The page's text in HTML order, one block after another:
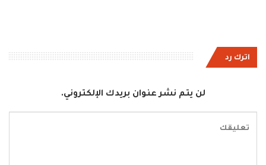
اترك رد
لن يتم نشر عنوان بريدك الإلكتروني.